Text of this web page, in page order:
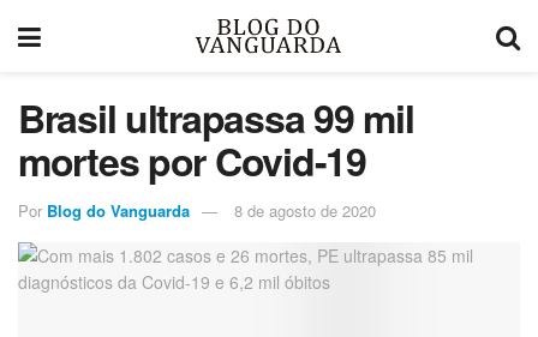
Brasil ultrapassa 99 mil
mortes por Covid-19
Por Blog do Vanguarda 8 de agosto de 2020